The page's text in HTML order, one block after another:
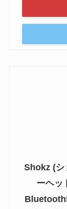
Shokz (シ
ーヘッ